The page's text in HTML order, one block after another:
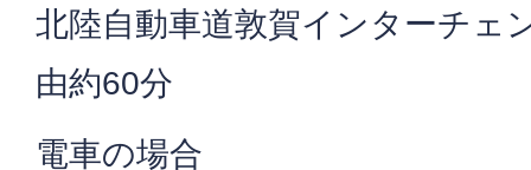
北陸自動車道敦賀インターチェ
由約60分
電車の場合